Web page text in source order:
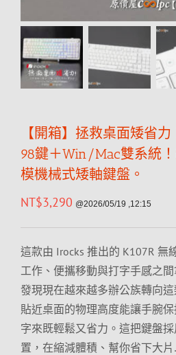
【開箱】拯救桌面矮省
98鍵＋Win/Mac雙系統
模機械式矮軸鍵盤。
NT$3,290 @2026/05/19 ,12:15
這款由 Irocks 推出的 K107R 無
工作、便攜移動與打字手感之
發現現在越來越多辦公族轉向
貼近桌面的物理高度能讓手腕
字來既輕鬆又省力。這把鍵盤
置，在縮減體積、幫你省下大